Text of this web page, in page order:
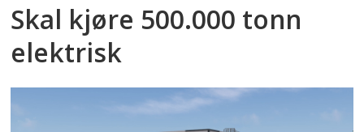
Skal kjøre 500.000 tonn
elektrisk